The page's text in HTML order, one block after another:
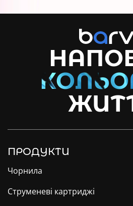
ПРОДУКТИ
Чорнила
Струменеві картриджі